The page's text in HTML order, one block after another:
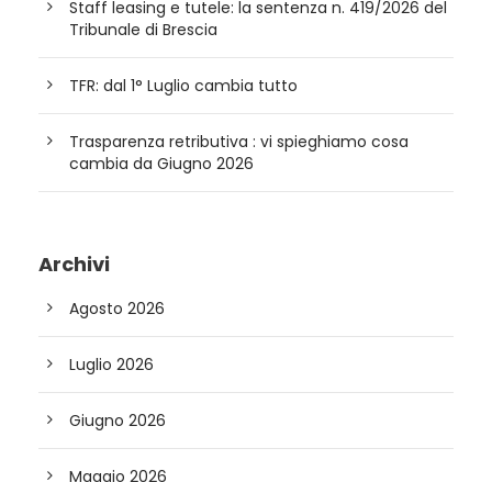
Staff leasing e tutele: la sentenza n. 419/2026 del
Tribunale di Brescia
TFR: dal 1° Luglio cambia tutto
Trasparenza retributiva : vi spieghiamo cosa
cambia da Giugno 2026
Archivi
Agosto 2026
Luglio 2026
Giugno 2026
Maggio 2026